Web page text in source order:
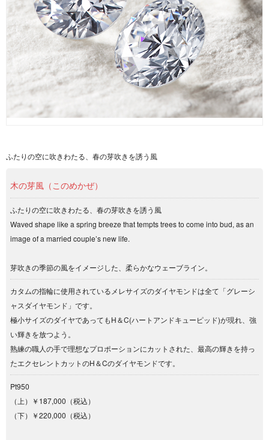
ふたりの空に吹きわたる、春の芽吹きを誘う風
木の芽風（このめかぜ）
ふたりの空に吹きわたる、春の芽吹きを誘う風
Waved shape like a spring breeze that tempts trees to come into bud, as an
image of a married couple’s new life.
芽吹きの季節の風をイメージした、柔らかなウェーブライン。
カタムの指輪に使用されているメレサイズのダイヤモンドは全て「グレーシ
ャスダイヤモンド」です。
極小サイズのダイヤであってもH＆C(ハートアンドキューピッド)が現れ、強
い輝きを放つよう。
熟練の職人の手で理想なプロポーションにカットされた、最高の輝きを持っ
たエクセレントカットのH＆Cのダイヤモンドです。
Pt950
（上）￥187,000（税込）
（下）￥220,000（税込）